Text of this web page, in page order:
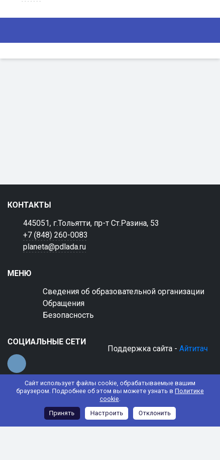
Сайт использует файлы cookie, обрабатываемые вашим
браузером. Подробнее об этом вы можете узнать в Политике
cookie.
Принять
Настроить Отклонить
КОНТАКТЫ
445051, г.Тольятти, пр-т Ст.Разина, 53
+7 (848) 260-0083
planeta@pdlada.ru
МЕНЮ
Сведения об образовательной организации
Обращения
Безопасность
СОЦИАЛЬНЫЕ СЕТИ
Поддержка сайта - Айтитач
© 2022 АНО ДО "Планета детства "Лада"